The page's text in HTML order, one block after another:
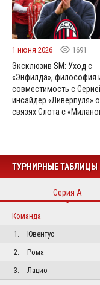
1 июня 2026 1691
Эксклюзив SM: Уход с
«Энфилда», философия
совместимость с
инсайдер «Ливерпуля» о
связях Слота с
ТУРНИРНЫЕ ТАБЛИЦЫ
Серия А
Команда
1.
Ювентус
2.
Рома
3.
Лацио